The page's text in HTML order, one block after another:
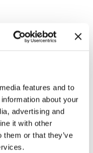
features and to
about your
advertising and
it with other
them or that they’ve